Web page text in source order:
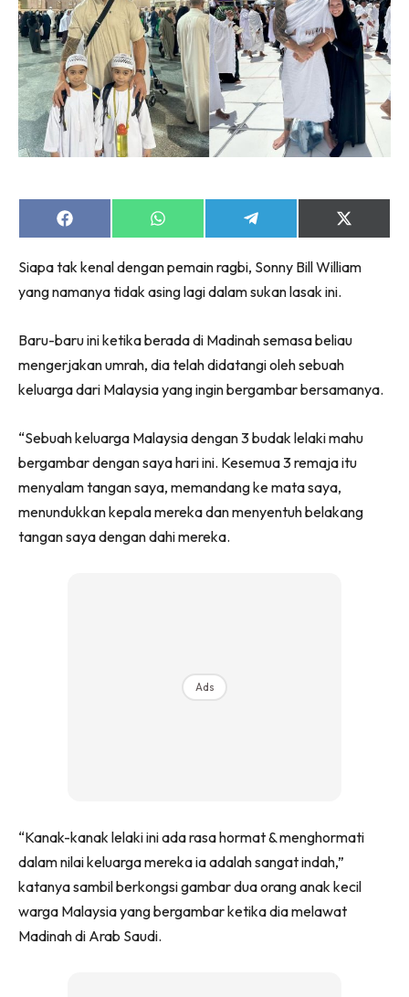
Share
on
Share
on
Share
on
Share
on
(Twitter)
Siapa tak kenal dengan pemain ragbi, Sonny Bill William
yang namanya tidak asing lagi dalam sukan lasak ini.
Baru-baru ini ketika berada di Madinah semasa beliau
mengerjakan umrah, dia telah didatangi oleh sebuah
keluarga dari Malaysia yang ingin bergambar bersamanya.
“Sebuah keluarga Malaysia dengan 3 budak lelaki mahu
bergambar dengan saya hari ini. Kesemua 3 remaja itu
menyalam tangan saya, memandang ke mata saya,
menundukkan kepala mereka dan menyentuh belakang
tangan saya dengan dahi mereka.
Ads
“Kanak-kanak lelaki ini ada rasa hormat & menghormati
dalam nilai keluarga mereka ia adalah sangat indah,”
katanya sambil berkongsi gambar dua orang anak kecil
warga Malaysia yang bergambar ketika dia melawat
Madinah di Arab Saudi.